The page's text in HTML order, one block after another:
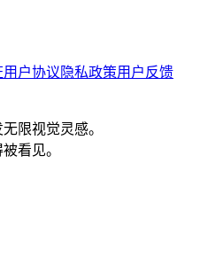
用户协议 隐私政策用户反馈
限视觉灵感。
看见。